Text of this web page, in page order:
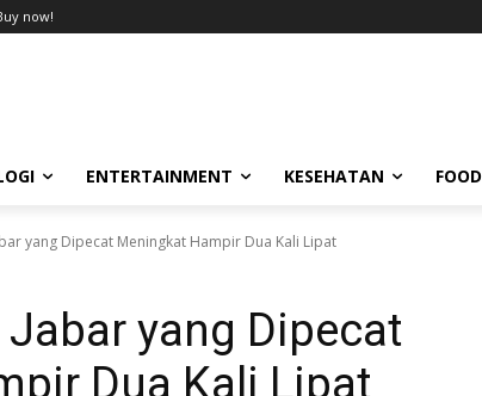
now!
ENTERTAINMENT KESEHATAN FOOD
yang Dipecat Meningkat Hampir Dua Kali Lipat
yang Dipecat
Dua Kali Lipat